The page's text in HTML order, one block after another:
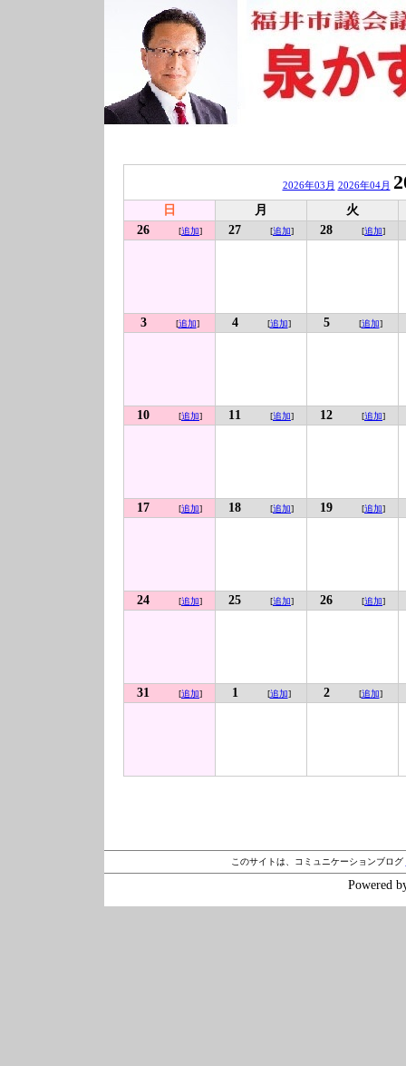
2026年03月 2026年04月
日 月
火
26
[追加] 27 [追加] 28 [追加]
3 [追加] 4 [追加] 5 [追加]
10 [追加] 11 [追加] 12 [追加]
17 [追加] 18 [追加] 19 [追加]
24 [追加] 25 [追加] 26 [追加]
31 [追加] 1 [追加] 2 [追加]
このサイトは、コミュニケーションブログ
Powered